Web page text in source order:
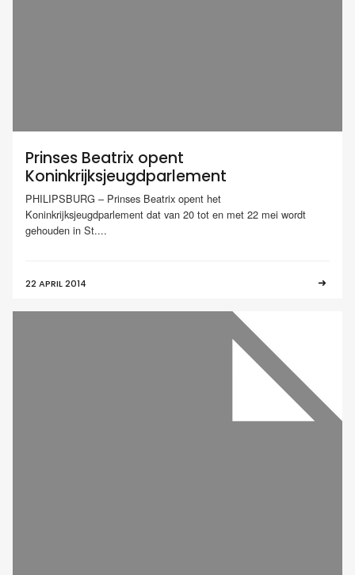
Prinses Beatrix opent
Koninkrijksjeugdparlement
PHILIPSBURG – Prinses Beatrix opent het
Koninkrijksjeugdparlement dat van 20 tot en met 22 mei wordt
gehouden in St....
22 APRIL 2014